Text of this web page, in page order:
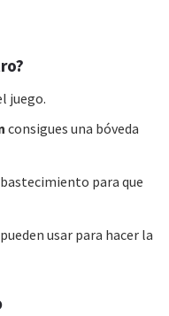
juego.
consigues una bóveda
para que
usar para hacer la